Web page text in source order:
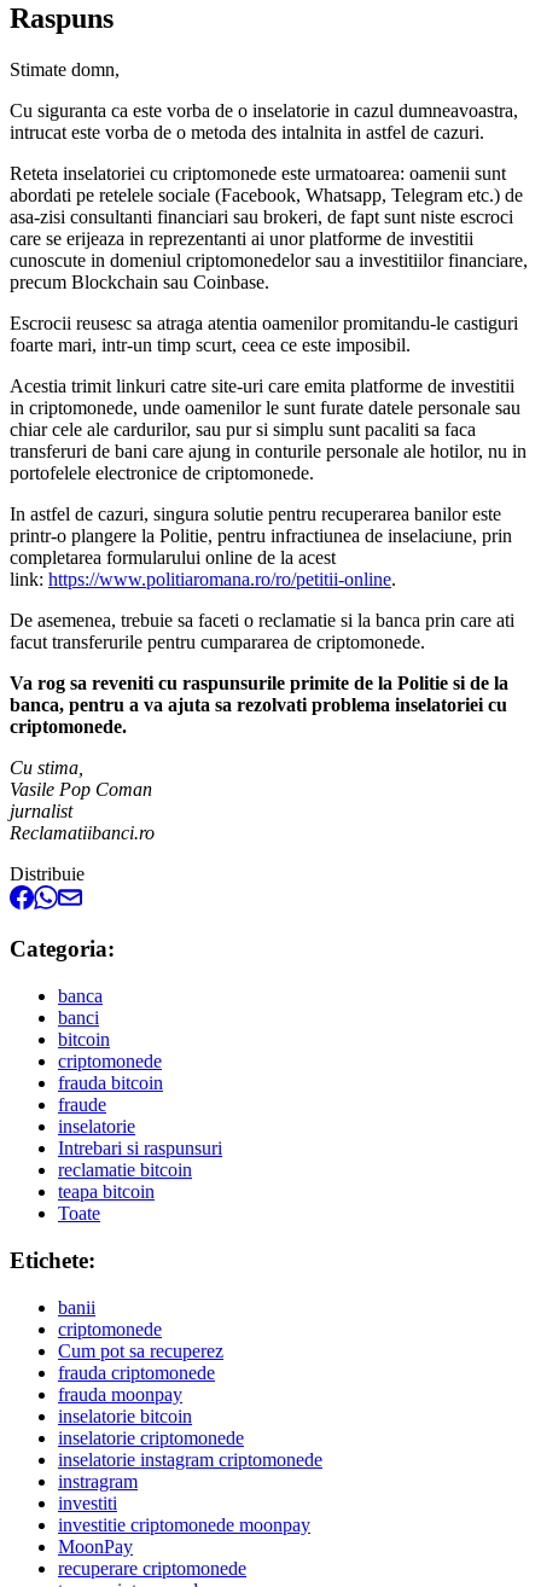
Raspuns
Stimate domn,
Cu siguranta ca este vorba de o inselatorie in cazul dumneavoastra,
intrucat este vorba de o metoda des intalnita in astfel de cazuri.
Reteta inselatoriei cu criptomonede este urmatoarea: oamenii sunt
abordati pe retelele sociale (Facebook, Whatsapp, Telegram etc.) de
asa-zisi consultanti financiari sau brokeri, de fapt sunt niste escroci
care se erijeaza in reprezentanti ai unor platforme de investitii
cunoscute in domeniul criptomonedelor sau a investitiilor financiare,
precum Blockchain sau Coinbase.
Escrocii reusesc sa atraga atentia oamenilor promitandu-le castiguri
foarte mari, intr-un timp scurt, ceea ce este imposibil.
Acestia trimit linkuri catre site-uri care emita platforme de investitii
in criptomonede, unde oamenilor le sunt furate datele personale sau
chiar cele ale cardurilor, sau pur si simplu sunt pacaliti sa faca
transferuri de bani care ajung in conturile personale ale hotilor, nu in
portofelele electronice de criptomonede.
In astfel de cazuri, singura solutie pentru recuperarea banilor este
printr-o plangere la Politie, pentru infractiunea de inselaciune, prin
completarea formularului online de la acest
link: https://www.politiaromana.ro/ro/petitii-online.
De asemenea, trebuie sa faceti o reclamatie si la banca prin care ati
facut transferurile pentru cumpararea de criptomonede.
Va rog sa reveniti cu raspunsurile primite de la Politie si de la
banca, pentru a va ajuta sa rezolvati problema inselatoriei cu
criptomonede.
Cu stima,
Vasile Pop Coman
jurnalist
Reclamatiibanci.ro
Distribuie
Categoria:
banca
banci
bitcoin
criptomonede
frauda bitcoin
fraude
inselatorie
Intrebari si raspunsuri
reclamatie bitcoin
teapa bitcoin
Toate
Etichete:
banii
criptomonede
Cum pot sa recuperez
frauda criptomonede
frauda moonpay
inselatorie bitcoin
inselatorie criptomonede
inselatorie instagram criptomonede
instragram
investiti
investitie criptomonede moonpay
MoonPay
recuperare criptomonede